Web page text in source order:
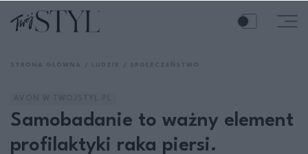
Samobadanie to ważny element
profilaktyki raka piersi.